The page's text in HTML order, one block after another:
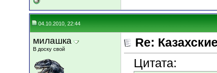
04.10.2010, 22:44
милашка
В доску свой
Re:
Цитата: